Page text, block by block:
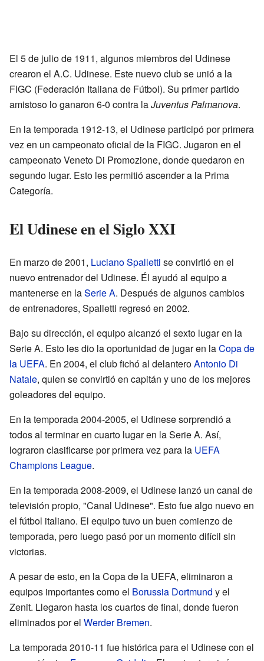
El 5 de julio de 1911, algunos miembros del Udinese
crearon el A.C. Udinese. Este nuevo club se unió a la
FIGC (Federación Italiana de Fútbol). Su primer partido
amistoso lo ganaron 6-0 contra laJuventus Palmanova.
En la temporada 1912-13, el Udinese participó por primera
vez en un campeonato oficial de la FIGC. Jugaron en el
campeonato Veneto Di Promozione, donde quedaron en
segundo lugar. Esto les permitió ascender a la Prima
Categoría.
El Udinese en el Siglo XXI
En marzo de 2001, Luciano Spalletti se convirtió en el
nuevo entrenador del Udinese. Él ayudó al equipo a
mantenerse en laSerie A. Después de algunos cambios
de entrenadores, Spalletti regresó en 2002.
Bajo su dirección, el equipo alcanzó el sexto lugar en la
Serie A. Esto les dio la oportunidad de jugar en laCopa de
la UEFA. En 2004, el club fichó al delanteroAntonio Di
Natale, quien se convirtió en capitán y uno de los mejores
goleadores del equipo.
En la temporada 2004-2005, el Udinese sorprendió a
todos al terminar en cuarto lugar en la Serie A. Así,
lograron clasificarse por primera vez para la UEFA
Champions League.
En la temporada 2008-2009, el Udinese lanzó un canal de
televisión propio, "Canal Udinese". Esto fue algo nuevo en
el fútbol italiano. El equipo tuvo un buen comienzo de
temporada, pero luego pasó por un momento difícil sin
victorias.
A pesar de esto, en la Copa de la UEFA, eliminaron a
equipos importantes como el Borussia Dortmund y el
Zenit. Llegaron hasta los cuartos de final, donde fueron
eliminados por el Werder Bremen.
La temporada 2010-11 fue histórica para el Udinese con el